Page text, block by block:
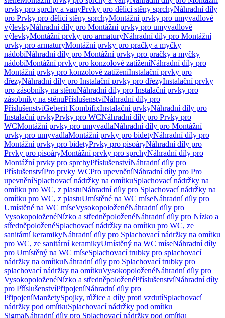
prvky pro sprchy a vanyPrvky pro dělicí stěny sprchyNáhradní díly
pro Prvky pro dělicí stěny sprchyMontážní prvky pro umyvadlové
výlevkyNáhradní díly pro Montážní prvky pro umyvadlové
výlevkyMontážní prvky pro armaturyNáhradní díly pro Montážní
prvky pro armaturyMontážní prvky pro pračky a myčky
nádobíNáhradní díly pro Montážní prvky pro pračky a myčky
nádobíMontážní prvky pro konzolové zatíženíNáhradní díly pro
Montážní prvky pro konzolové zatíženíInstalační prvky pro
dřezyNáhradní díly pro Instalační prvky pro dřezyInstalační prvky
pro zásobníky na stěnuNáhradní díly pro Instalační prvky pro
zásobníky na stěnuPříslušenstvíNáhradní díly pro
PříslušenstvíGeberit KombifixInstalační prvkyNáhradní díly pro
Instalační prvkyPrvky pro WCNáhradní díly pro Prvky pro
WCMontážní prvky pro umyvadlaNáhradní díly pro Montážní
prvky pro umyvadlaMontážní prvky pro bidetyNáhradní díly pro
Montážní prvky pro bidetyPrvky pro pisoáryNáhradní díly pro
Prvky pro pisoáryMontážní prvky pro sprchyNáhradní díly pro
Montážní prvky pro sprchyPříslušenstvíNáhradní díly pro
PříslušenstvíPro prvky WCPro upevněníNáhradní díly pro Pro
upevněníSplachovací nádržky na omítkuSplachovací nádržky na
omítku pro WC, z plastuNáhradní díly pro Splachovací nádržky na
omítku pro WC, z plastuUmístěné na WC míseNáhradní díly pro
Umístěné na WC míseVysokopoloženéNáhradní díly pro
VysokopoloženéNízko a středněpoloženéNáhradní díly pro Nízko a
středněpoloženéSplachovací nádržky na omítku pro WC, ze
sanitární keramikyNáhradní díly pro Splachovací nádržky na omítku
pro WC, ze sanitární keramikyUmístěný na WC míseNáhradní díly
pro Umístěný na WC míseSplachovací trubky pro splachovací
nádržky na omítkuNáhradní díly pro Splachovací trubky pro
splachovací nádržky na omítkuVysokopoloženéNáhradní díly pro
VysokopoloženéNízko a středněpoloženéPříslušenstvíNáhradní díly
pro PříslušenstvíPřipojeníNáhradní díly pro
PřipojeníManžetySpojky, růžice a díly proti vzdutíSplachovací
nádržky pod omítkuSplachovací nádržky pod omítku
SigmaNáhradní díly pro Splachovací nádržky pod omítku